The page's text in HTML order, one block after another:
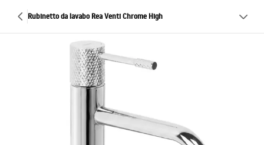
Rubinetto da lavabo Rea Venti Chrome High